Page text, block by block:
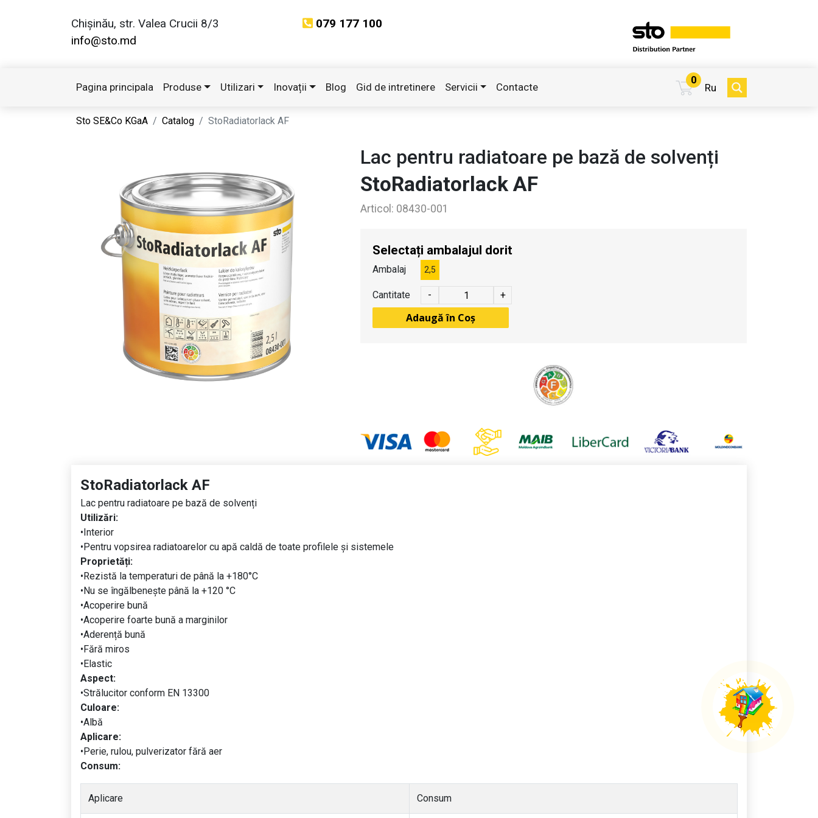
Chișinău, str. Valea Crucii 8/3
info@sto.md
079 177 100
Pagina principala Produse Utilizari Inovații Blog Gid de intretinere Servicii Contacte
0
Ru
Sto SE&Co KGaA Catalog StoRadiatorlack AF
Lac pentru radiatoare pe bază de solvenți
StoRadiatorlack AF
Articol: 08430-001
Selectați ambalajul dorit
Ambalaj 2,5
Cantitate - +
Adaugă în Coș
StoRadiatorlack AF
Lac pentru radiatoare pe bază de solvenți
Utilizări:
•Interior
•Pentru vopsirea radiatoarelor cu apă caldă de toate profilele și sistemele
Proprietăți:
•Rezistă la temperaturi de până la +180°С
•Nu se îngălbenește până la +120 °C
•Acoperire bună
•Acoperire foarte bună a marginilor
•Aderență bună
•Fără miros
•Elastic
Aspect:
•Strălucitor conform EN 13300
Culoare:
•Albă
Aplicare:
•Perie, rulou, pulverizator fără aer
Consum:
Aplicare Consum